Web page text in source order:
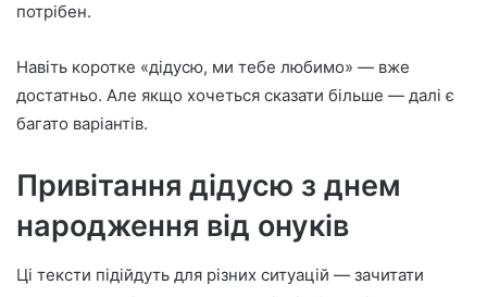
потрібен.
Навіть коротке «дідусю, ми тебе любимо» — вже
достатньо. Але якщо хочеться сказати більше — далі є
багато варіантів.
Привітання дідусю з днем
народження від онуків
Ці тексти підійдуть для різних ситуацій — зачитати